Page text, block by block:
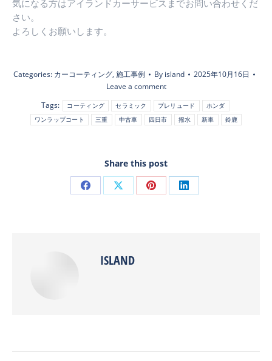
気になる方はアイランドカーサービスまでお問い合わせくだ
さい。
よろしくお願いします。
Categories: カーコーティング, 施工事例 By island
2025年10月16日
Leave a comment
Tags:
コーティング セラミック プレリュード ホンダ
ワンラップコート 三重 中古車 四日市 撥水 新車 鈴鹿
Share this post
Share Share Share Share
ISLAND